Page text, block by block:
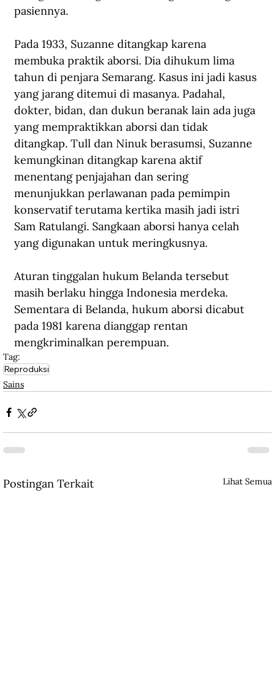
pasiennya.
Pada 1933, Suzanne ditangkap karena
membuka praktik aborsi. Dia dihukum lima
tahun di penjara Semarang. Kasus ini jadi kasus
yang jarang ditemui di masanya. Padahal,
dokter, bidan, dan dukun beranak lain ada juga
yang mempraktikkan aborsi dan tidak
ditangkap. Tull dan Ninuk berasumsi, Suzanne
kemungkinan ditangkap karena aktif
menentang penjajahan dan sering
menunjukkan perlawanan pada pemimpin
konservatif terutama kertika masih jadi istri
Sam Ratulangi. Sangkaan aborsi hanya celah
yang digunakan untuk meringkusnya.
Aturan tinggalan hukum Belanda tersebut
masih berlaku hingga Indonesia merdeka.
Sementara di Belanda, hukum aborsi dicabut
pada 1981 karena dianggap rentan
mengkriminalkan perempuan.
Tag:
Reproduksi
Sains
Postingan Terkait Lihat Semua